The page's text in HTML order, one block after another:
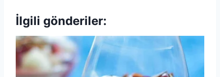
İlgili gönderiler: